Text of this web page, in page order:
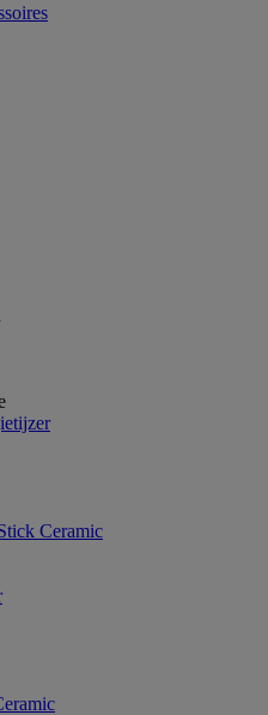
Ceramic